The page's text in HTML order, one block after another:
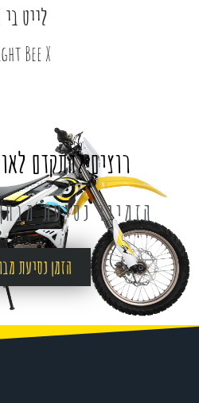
לייט בי X
Bee X
רוצים להתקדם
הזמינו נסיעת
הזמן נסיעת